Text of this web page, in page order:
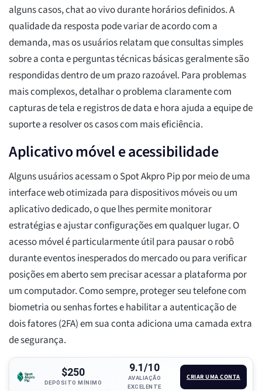
alguns casos, chat ao vivo durante horários definidos. A
qualidade da resposta pode variar de acordo com a
demanda, mas os usuários relatam que consultas simples
sobre a conta e perguntas técnicas básicas geralmente são
respondidas dentro de um prazo razoável. Para problemas
mais complexos, detalhar o problema claramente com
capturas de tela e registros de data e hora ajuda a equipe de
suporte a resolver os casos com mais eficiência.
Aplicativo móvel e acessibilidade
Alguns usuários acessam o Spot Akpro Pip por meio de uma
interface web otimizada para dispositivos móveis ou um
aplicativo dedicado, o que lhes permite monitorar
estratégias e ajustar configurações em qualquer lugar. O
acesso móvel é particularmente útil para pausar o robô
durante eventos inesperados do mercado ou para verificar
posições em aberto sem precisar acessar a plataforma por
um computador. Como sempre, proteger seu telefone com
biometria ou senhas fortes e habilitar a autenticação de
dois fatores (2FA) em sua conta adiciona uma camada extra
de segurança.
$250
DEPÓSITO MÍNIMO
9.1/10
AVALIAÇÃO
EXCELENTE
CRIAR UMA CONTA